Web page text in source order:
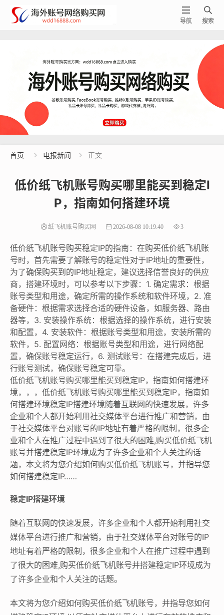

搜索

导航
首页  电报新闻  正文
低价纸飞机账号购买哪里能买到稳定I
P，指南如何搭建环境
纸飞机账号购买网 2026-08-08 10:19:40 3
低价纸飞机账号购买稳定IP的指南：在购买低价纸飞机账
号时，首先需要了解账号的稳定性对于IP地址的重要性，
为了确保购买到的IP地址稳定，建议选择信誉良好的供应
商，搭建环境时，可以参考以下步骤：1. 确定需求：根据
账号类型和用途，确定所需的操作系统和软件环境，2. 准
备硬件：根据需求选择合适的硬件设备，如服务器、路由
器等，3. 安装操作系统：根据选择的操作系统，进行安装
和配置，4. 安装软件：根据账号类型和用途，安装所需的
软件，5. 配置网络：根据账号类型和用途，进行网络配
置，确保账号稳定运行，6. 测试账号：在搭建完成后，进
行账号测试，确保账号稳定可靠。
低价纸飞机账号购买哪里能买到稳定IP，指南如何搭建环
境，，，低价纸飞机账号购买哪里能买到稳定IP，指南如
何搭建环境稳定IP搭建环境随着互联网的快速发展，许多
企业和个人都开始利用社交媒体平台进行推广和营销，由
于社交媒体平台对账号的IP地址有着严格的限制，很多企
业和个人在推广过程中遇到了很大的困难,购买低价纸飞机
账号并搭建稳定IP环境成为了许多企业和个人关注的话
题，本文将为您介绍如何购买低价纸飞机账号，并指导您
如何搭建稳定IP……
稳定IP搭建环境
随着互联网的快速发展，许多企业和个人都开始利用社交
媒体平台进行推广和营销，由于社交媒体平台对账号的IP
地址有着严格的限制，很多企业和个人在推广过程中遇到
了很大的困难,购买低价纸飞机账号并搭建稳定IP环境成为
了许多企业和个人关注的话题。
本文将为您介绍如何购买低价纸飞机账号，并指导您如何